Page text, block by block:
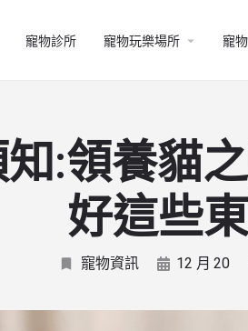
寵物診所 寵物玩樂場所 寵
:領養貓
好這些
寵物資訊 12 月 20